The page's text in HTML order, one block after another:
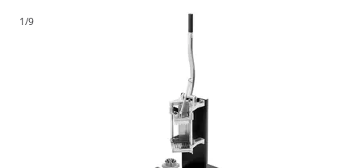
1/9